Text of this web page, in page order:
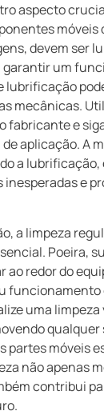
aspecto
móveis
devem ser
um
lubrificação
mecânicas.
fabricante e
aplicação. A
a
inesperadas e
a limpeza
Poeira,
ao redor do
funcionamento
uma limpeza
partes móveis
não apenas
contribui